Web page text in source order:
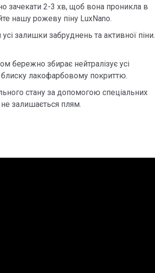
зачекати 2-3 хв, щоб вона проникла в
нашу рожеву піну LuxNano.
залишки забруднень та активної піни.
бережно збирає нейтралізує усі
блиску лакофарбовому покриттю.
стану за допомогою спеціальних
залишається плям.